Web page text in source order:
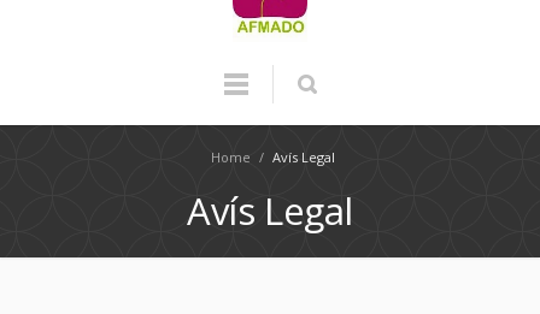
Home / Avís Legal
Avís Legal